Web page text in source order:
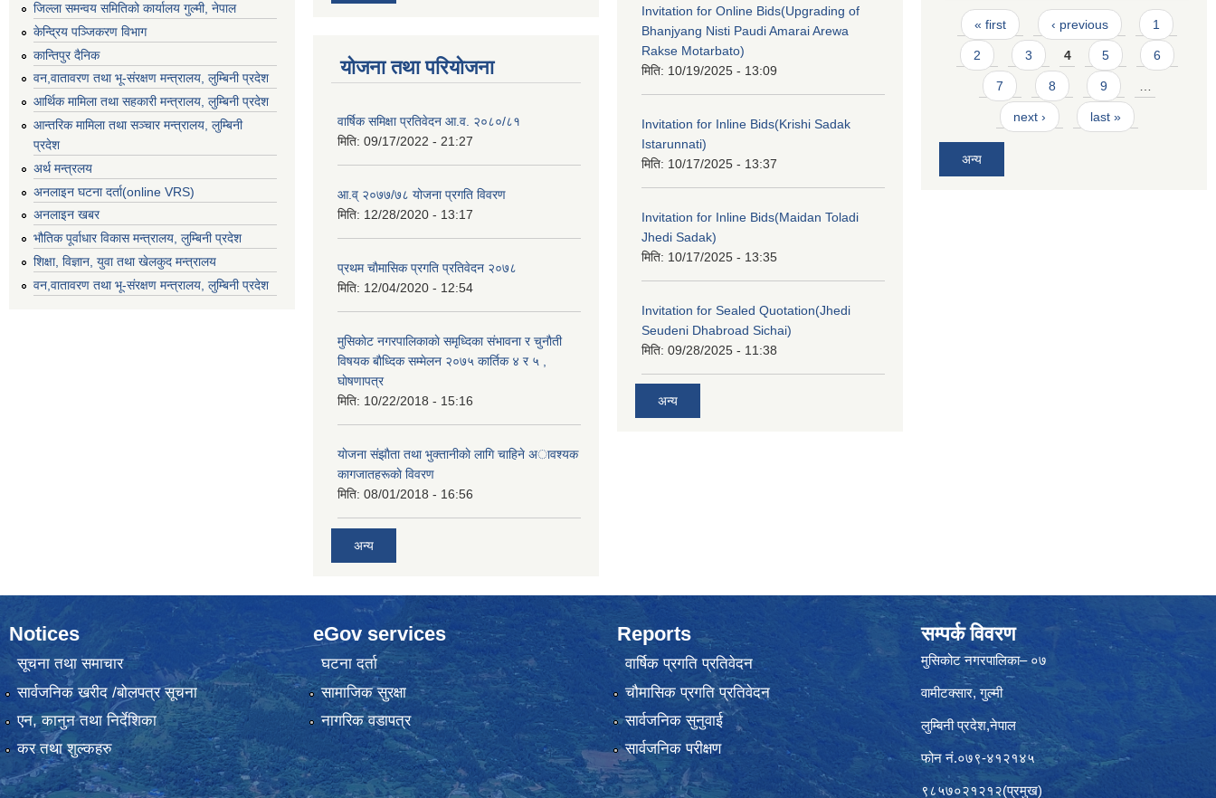
जिल्ला समन्वय समितिको कार्यालय गुल्मी, नेपाल
केन्द्रिय पञ्जिकरण विभाग
कान्तिपुर दैनिक
वन,वातावरण तथा भू-संरक्षण मन्त्रालय, लुम्बिनी प्रदेश
आर्थिक मामिला तथा सहकारी मन्त्रालय, लुम्बिनी प्रदेश
आन्तरिक मामिला तथा सञ्चार मन्त्रालय, लुम्बिनी
प्रदेश
अर्थ मन्त्रलय
अनलाइन घटना दर्ता(online VRS)
अनलाइन खबर
भौतिक पूर्वाधार विकास मन्त्रालय, लुम्बिनी प्रदेश
शिक्षा, विज्ञान, युवा तथा खेलकुद मन्‍‍त्रालय
वन,वातावरण तथा भू-संरक्षण मन्त्रालय, लुम्बिनी प्रदेश
योजना तथा परियोजना
वार्षिक समिक्षा प्रतिवेदन आ.व. २०८०/८१
मिति: 09/17/2022 - 21:27
आ.व् २०७७/७८ योजना प्रगति विवरण
मिति: 12/28/2020 - 13:17
प्रथम चाैमासिक प्रगति प्रतिवेदन २०७८
मिति: 12/04/2020 - 12:54
मुसिकाेट नगरपालिकाकाे समृध्दिका संभावना र चुनाैती
विषयक बाैध्दिक सम्मेलन २०७५ कार्तिक ४ र ५ ,
घाेषणापत्र
मिति: 10/22/2018 - 15:16
याेजना संझाैता तथा भुक्तानीकाे लागि चाहिने अावश्यक
कागजातहरूकाे विवरण
मिति: 08/01/2018 - 16:56
अन्य
Invitation for Online Bids(Upgrading of
Bhanjyang Nisti Paudi Amarai Arewa
Rakse Motarbato)
मिति: 10/19/2025 - 13:09
Invitation for Inline Bids(Krishi Sadak
Istarunnati)
मिति: 10/17/2025 - 13:37
Invitation for Inline Bids(Maidan Toladi
Jhedi Sadak)
मिति: 10/17/2025 - 13:35
Invitation for Sealed Quotation(Jhedi
Seudeni Dhabroad Sichai)
मिति: 09/28/2025 - 11:38
अन्य
Pages
« first ‹ previous 1
2 3 4 5 6
7 8 9 …
next › last »
अन्य
Notices
सूचना तथा समाचार
सार्वजनिक खरीद /बोलपत्र सूचना
एन, कानुन तथा निर्देशिका
कर तथा शुल्कहरु
eGov services
घटना दर्ता
सामाजिक सुरक्षा
नागरिक वडापत्र
Reports
वार्षिक प्रगति प्रतिवेदन
चौमासिक प्रगति प्रतिवेदन
सार्वजनिक सुनुवाई
सार्वजनिक परीक्षण
सम्पर्क विवरण
मुसिकोट नगरपालिका– ०७
वामीटक्सार, गुल्मी
लुम्बिनी प्रदेश,नेपाल
फोन नं.०७९-४१२१४५
९८५७०२१२१२(प्रमुख)